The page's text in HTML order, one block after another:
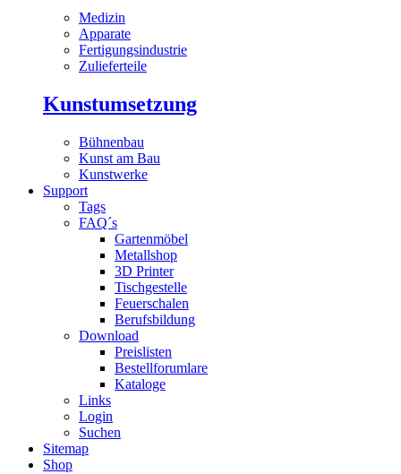
Medizin
Apparate
Fertigungsindustrie
Zulieferteile
Kunstumsetzung
Bühnenbau
Kunst am Bau
Kunstwerke
Support
Tags
FAQ´s
Gartenmöbel
Metallshop
3D Printer
Tischgestelle
Feuerschalen
Berufsbildung
Download
Preislisten
Bestellforumlare
Kataloge
Links
Login
Suchen
Sitemap
Shop